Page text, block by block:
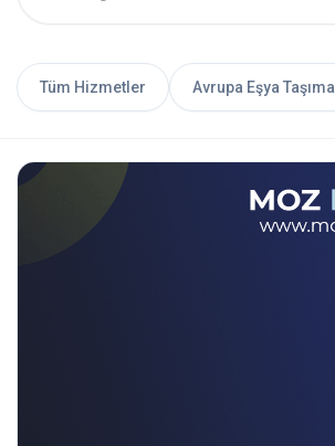
Tüm Hizmetler Avrupa Eşya Taşıma